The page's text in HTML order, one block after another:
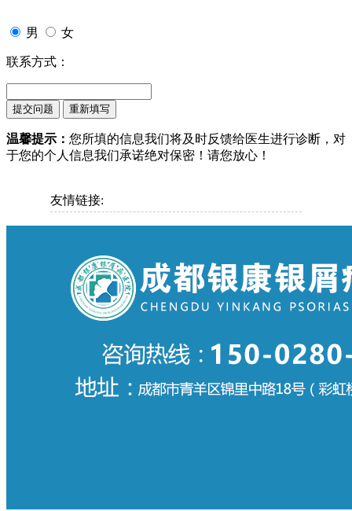
男 女
联系方式：
温馨提示： 您所填的信息我们将及时反馈给医生进行诊断，对
于您的个人信息我们承诺绝对保密！请您放心！
友情链接: